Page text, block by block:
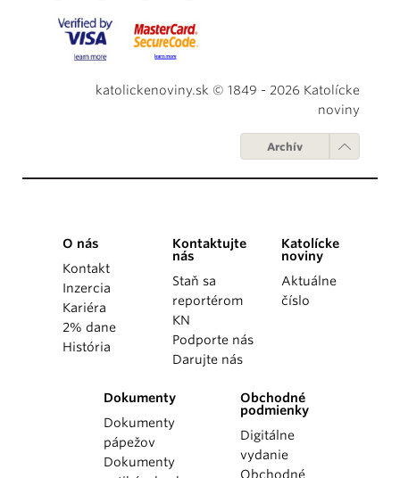
katolickenoviny.sk © 1849 - 2026 Katolícke
noviny
Archív
O nás
Kontakt
Inzercia
Kariéra
2% dane
História
Kontaktujte
nás
Staň sa
reportérom
KN
Podporte nás
Darujte nás
Katolícke
noviny
Aktuálne
číslo
Dokumenty
Dokumenty
pápežov
Dokumenty
Obchodné
podmienky
Digitálne
vydanie
Obchodné